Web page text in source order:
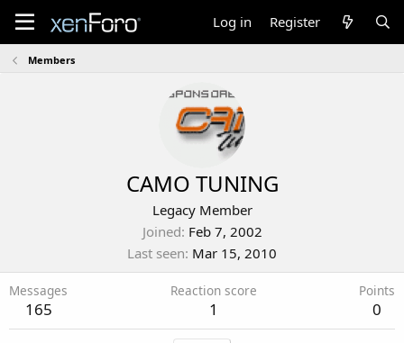
Log in Register
Members
CAMO TUNING
Legacy Member
Joined Feb 7, 2002
Last seen Mar 15, 2010
Messages
165
Reaction score
1
Points
0